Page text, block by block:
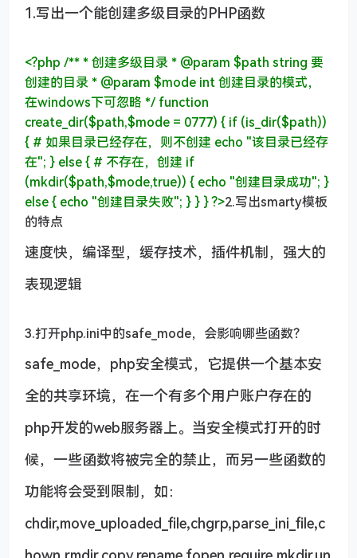
1.写出一个能创建多级目录的PHP函数
<?php /** * 创建多级目录 * @param $path string 要
创建的目录 * @param $mode int 创建目录的模式，
在windows下可忽略 */ function
create_dir($path,$mode = 0777) { if (is_dir($path))
{ # 如果目录已经存在，则不创建 echo "该目录已经存
在"; } else{ # 不存在，创建 if
(mkdir($path,$mode,true)) { echo "创建目录成功"; }
else{ echo "创建目录失败"; } } }?>2.写出smarty模板
的特点
速度快，编译型，缓存技术，插件机制，强大的
表现逻辑
3.打开php.ini中的safe_mode，会影响哪些函数？
safe_mode，php安全模式，它提供一个基本安
全的共享环境，在一个有多个用户账户存在的
php开发的web服务器上。当安全模式打开的时
候，一些函数将被完全的禁止，而另一些函数的
功能将会受到限制，如：
chdir,move_uploaded_file,chgrp,parse_ini_file,c